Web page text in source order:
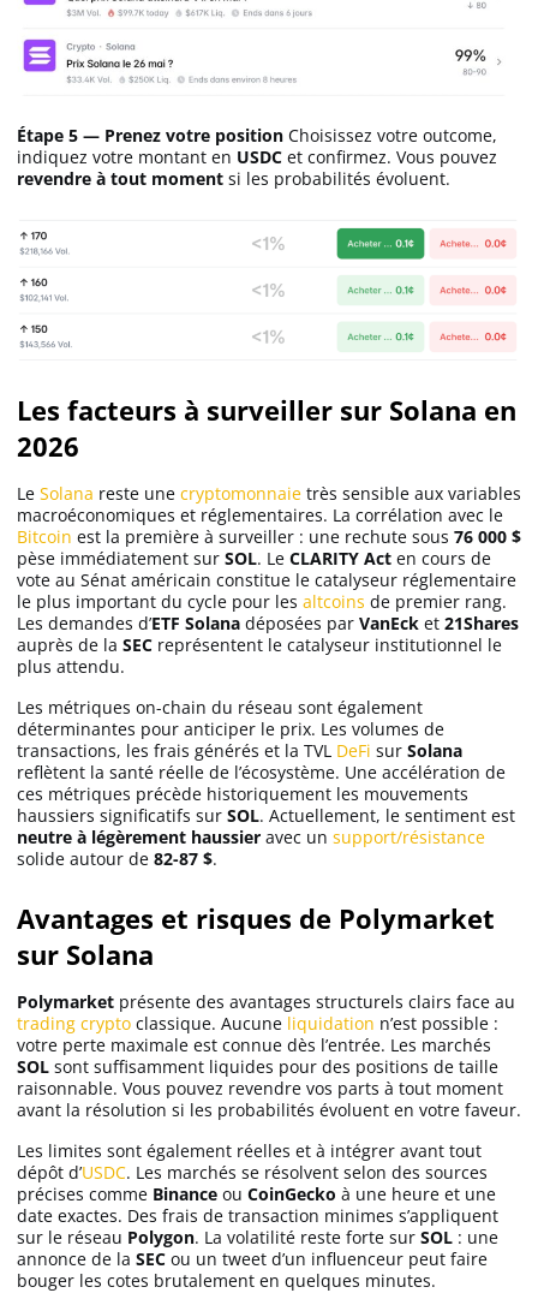
Étape 5 — Prenez votre position Choisissez votre outcome,
indiquez votre montant en USDC et confirmez. Vous pouvez
revendre à tout moment si les probabilités évoluent.
Les facteurs à surveiller sur Solana en
2026
Le Solana reste une cryptomonnaie très sensible aux variables
macroéconomiques et réglementaires. La corrélation avec le
Bitcoin est la première à surveiller : une rechute sous 76 000 $
pèse immédiatement sur SOL. Le CLARITY Act en cours de
vote au Sénat américain constitue le catalyseur réglementaire
le plus important du cycle pour les altcoins de premier rang.
Les demandes d’ETF Solana déposées par VanEck et 21Shares
auprès de la SEC représentent le catalyseur institutionnel le
plus attendu.
Les métriques on-chain du réseau sont également
déterminantes pour anticiper le prix. Les volumes de
transactions, les frais générés et la TVL DeFi sur Solana
reflètent la santé réelle de l’écosystème. Une accélération de
ces métriques précède historiquement les mouvements
haussiers significatifs sur SOL. Actuellement, le sentiment est
neutre à légèrement haussier avec un support/résistance
solide autour de 82-87 $.
Avantages et risques de Polymarket
sur Solana
Polymarket présente des avantages structurels clairs face au
trading crypto classique. Aucune liquidation n’est possible :
votre perte maximale est connue dès l’entrée. Les marchés
SOL sont suffisamment liquides pour des positions de taille
raisonnable. Vous pouvez revendre vos parts à tout moment
avant la résolution si les probabilités évoluent en votre faveur.
Les limites sont également réelles et à intégrer avant tout
dépôt d’USDC. Les marchés se résolvent selon des sources
précises comme Binance ou CoinGecko à une heure et une
date exactes. Des frais de transaction minimes s’appliquent
sur le réseau Polygon. La volatilité reste forte sur SOL : une
annonce de la SEC ou un tweet d’un influenceur peut faire
bouger les cotes brutalement en quelques minutes.